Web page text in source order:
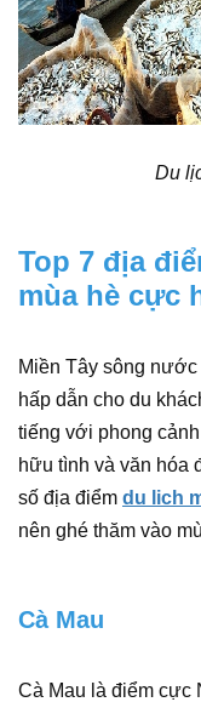
Du
Top 7 địa
mùa hè cực
Miền Tây sông
hấp dẫn cho du
tiếng với phong
hữu tình và văn hóa
số địa điểm du lich
nên ghé thăm vào
Cà Mau
Cà Mau là điểm cực